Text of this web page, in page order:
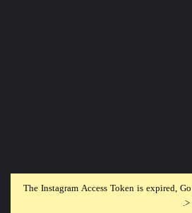
The Instagram Access Token is expired,